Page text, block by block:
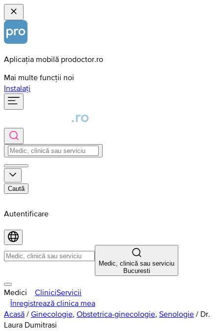
Aplicația mobilă prodoctor.ro
Mai multe funcții noi
Instalați
Caută
Autentificare
Medic, clinică sau serviciu
Bucuresti
Medici CliniciServicii
Înregistrează clinica mea
Acasă / Ginecologie, Obstetrica-ginecologie, Senologie / Dr.
Laura Dumitrasi